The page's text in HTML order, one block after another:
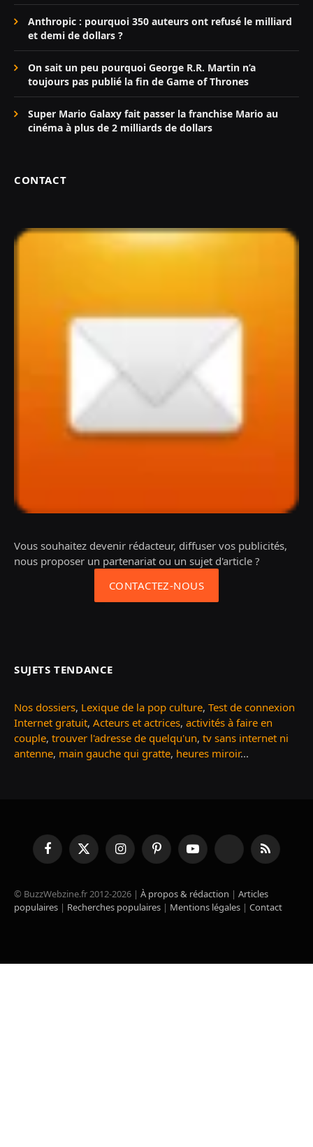
Anthropic : pourquoi 350 auteurs ont refusé le milliard
et demi de dollars ?
On sait un peu pourquoi George R.R. Martin n’a
toujours pas publié la fin de Game of Thrones
Super Mario Galaxy fait passer la franchise Mario au
cinéma à plus de 2 milliards de dollars
CONTACT
Vous souhaitez devenir rédacteur, diffuser vos publicités,
nous proposer un partenariat ou un sujet d'article ?
CONTACTEZ-NOUS
SUJETS TENDANCE
Nos dossiers, Lexique de la pop culture, Test de connexion
Internet gratuit, Acteurs et actrices, activités à faire en
couple, trouver l'adresse de quelqu'un, tv sans internet ni
antenne, main gauche qui gratte, heures miroir...
FacebookX
(Twitter)
InstagramPinterestYouTube TikTok RSS
© BuzzWebzine.fr 2012-2026 | À propos & rédaction | Articles
populaires | Recherches populaires | Mentions légales | Contact